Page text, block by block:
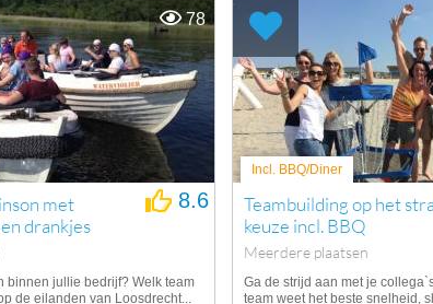
met
drankjes
8.6
binnen jullie bedrijf? Welk team
de eilanden van Loosdrecht...
78
Incl. BBQ/Diner
Teambuilding op het
keuze incl. BBQ
Meerdere plaatsen
Ga de strijd aan met je
team weet het beste snelheid,